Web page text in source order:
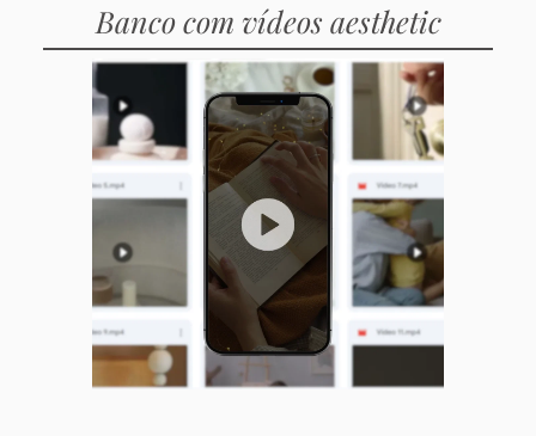
Banco com vídeos aesthetic